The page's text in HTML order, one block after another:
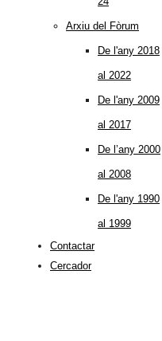
Arxiu del Fòrum
De l'any 2018
al 2022
De l'any 2009
al 2017
De l’any 2000
al 2008
De l'any 1990
al 1999
Contactar
Cercador